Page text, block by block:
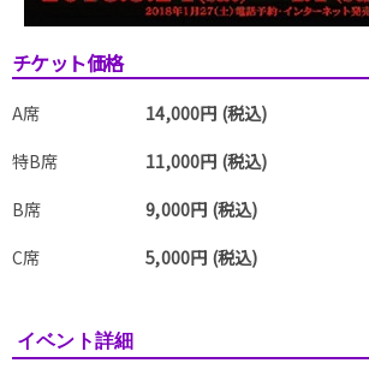
チケット価格
A席
14,000円 (税込)
特B席
11,000円 (税込)
B席
9,000円 (税込)
C席
5,000円 (税込)
イベント詳細